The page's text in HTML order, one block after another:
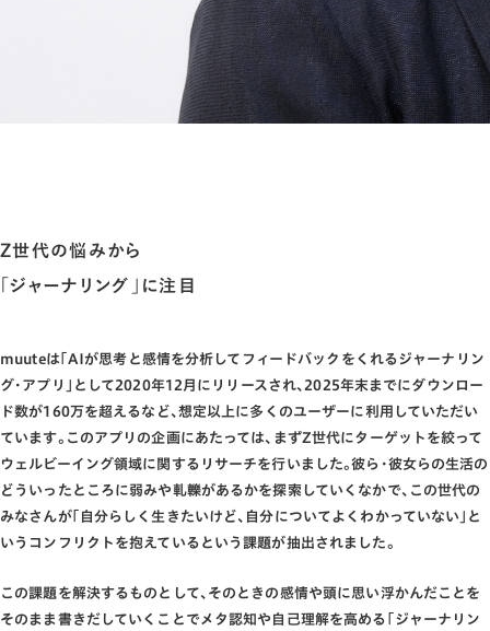
Z世代の悩みから
｢ジャーナリング｣に注目
muuteは｢AIが思考と感情を分析してフィードバックをくれるジャーナリン
グ･アプリ｣として2020年12月にリリースされ､2025年末までにダウンロー
ド数が160万を超えるなど､想定以上に多くのユーザーに利用していただい
ています｡このアプリの企画にあたっては､まずZ世代にターゲットを絞って
ウェルビーイング領域に関するリサーチを行いました｡彼ら･彼女らの生活の
どういったところに弱みや軋轢があるかを探索していくなかで､この世代の
みなさんが｢自分らしく生きたいけど､自分についてよくわかっていない｣と
いうコンフリクトを抱えているという課題が抽出されました｡
この課題を解決するものとして､そのときの感情や頭に思い浮かんだことを
そのまま書きだしていくことでメタ認知や自己理解を高める｢ジャーナリン